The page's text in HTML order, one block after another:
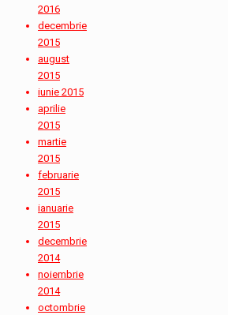
2016
decembrie
2015
august
2015
iunie 2015
aprilie
2015
martie
2015
februarie
2015
ianuarie
2015
decembrie
2014
noiembrie
2014
octombrie